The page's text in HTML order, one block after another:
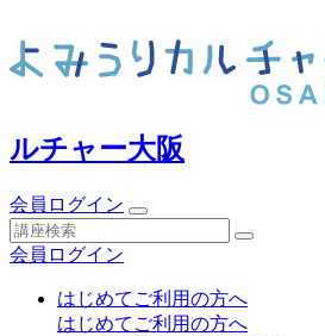
ルチャー大阪
会員ログイン
会員ログイン
はじめてご利用の方へ
はじめてご利用の方へ